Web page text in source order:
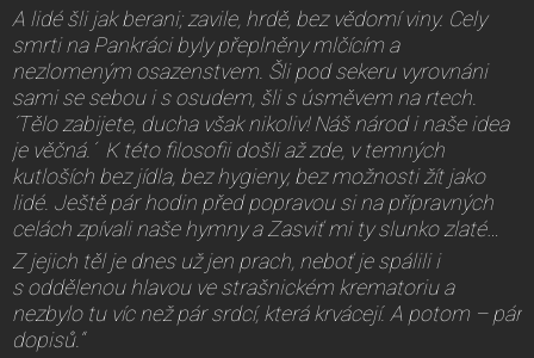
A lidé šli jak berani; zavile, hrdě, bez vědomí viny. Cely
smrti na Pankráci byly přeplněny mlčícím a
nezlomeným osazenstvem. Šli pod sekeru vyrovnáni
sami se sebou i s osudem, šli s úsměvem na rtech.
´Tělo zabijete, ducha však nikoliv! Náš národ i naše idea
je věčná.´ K této filosofii došli až zde, v temných
kutloších bez jídla, bez hygieny, bez možnosti žít jako
lidé. Ještě pár hodin před popravou si na přípravných
celách zpívali naše hymny a Zasviť mi ty slunko zlaté…
Z jejich těl je dnes už jen prach, neboť je spálili i
s oddělenou hlavou ve strašnickém krematoriu a
nezbylo tu víc než pár srdcí, která krvácejí. A potom – pár
dopisů.“